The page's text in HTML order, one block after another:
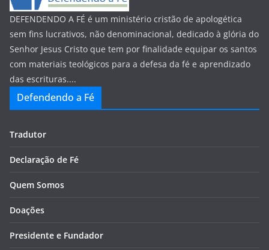
DEFENDENDO A FÉ é um ministério cristão de apologética
sem fins lucrativos, não denominacional, dedicado à glória do
Senhor Jesus Cristo que tem por finalidade equipar os santos
com materiais teológicos para a defesa da fé e aprendizado
das escrituras....
Defendendo a Fé
Tradutor
Declaração de Fé
Quem Somos
Doações
Presidente e Fundador